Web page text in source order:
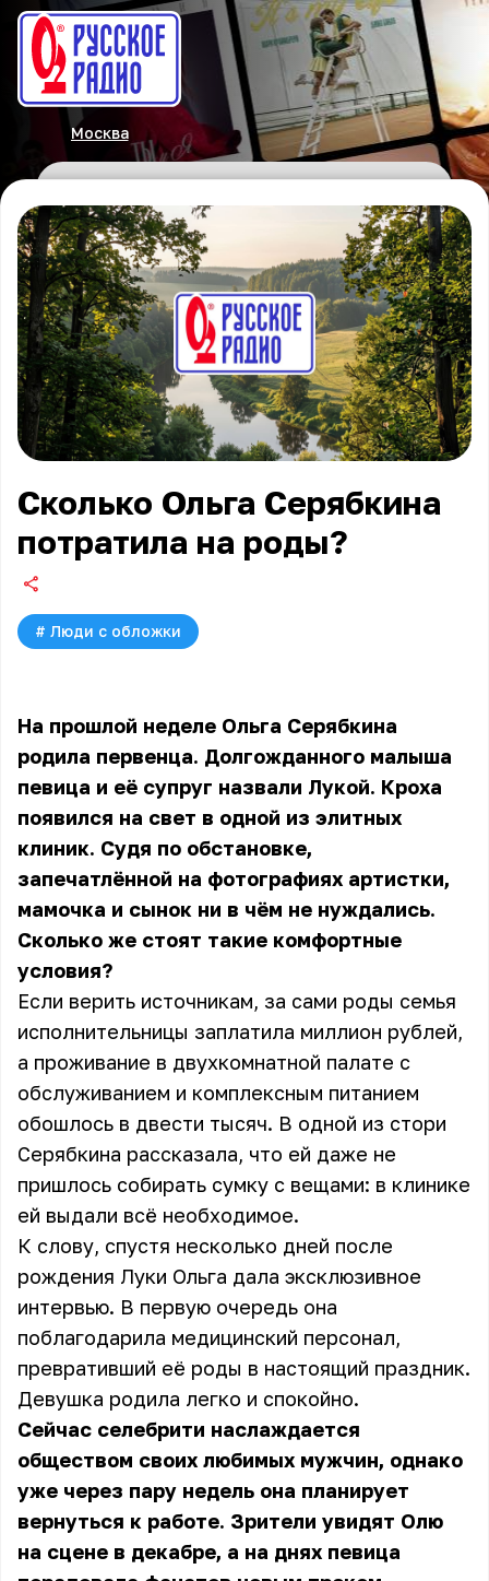
Москва
Сколько Ольга Серябкина
потратила на роды?
# Люди с обложки
На прошлой неделе Ольга Серябкина
родила первенца. Долгожданного малыша
певица и её супруг назвали Лукой. Кроха
появился на свет в одной из элитных
клиник. Судя по обстановке,
запечатлённой на фотографиях артистки,
мамочка и сынок ни в чём не нуждались.
Сколько же стоят такие комфортные
условия?
Если верить источникам, за сами роды семья
исполнительницы заплатила миллион рублей,
а проживание в двухкомнатной палате с
обслуживанием и комплексным питанием
обошлось в двести тысяч. В одной из стори
Серябкина рассказала, что ей даже не
пришлось собирать сумку с вещами: в клинике
ей выдали всё необходимое.
К слову, спустя несколько дней после
рождения Луки Ольга дала эксклюзивное
интервью. В первую очередь она
поблагодарила медицинский персонал,
превративший её роды в настоящий праздник.
Девушка родила легко и спокойно.
Сейчас селебрити наслаждается
обществом своих любимых мужчин, однако
уже через пару недель она планирует
вернуться к работе. Зрители увидят Олю
на сцене в декабре, а на днях певица